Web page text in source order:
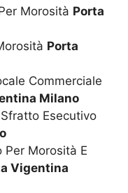
Morosità Porta
Porta
Commerciale
Milano
Esecutivo
Morosità E
Vigentina